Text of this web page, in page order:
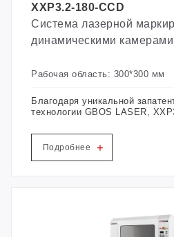
XXP3.2-180-CCD
Система лазерной
динамическими камерами
Рабочая область: 300*300 мм
Благодаря уникальной
технологии GBOS LASER,
точности. Для лазерной
на отверстиях для обуви (для
Подробнее +